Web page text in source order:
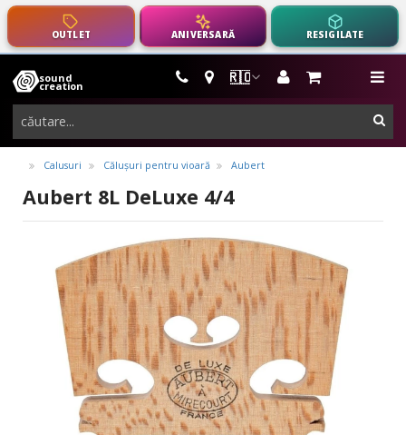
OUTLET ANIVERSARĂ RESIGILATE
🇷🇴
sound
creation
instrumente
muzicale,
echipamente
pro-
audio
Calusuri Călușuri pentru vioară Aubert
Aubert 8L DeLuxe 4/4